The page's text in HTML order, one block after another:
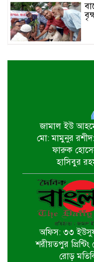
জামাল ইউ
মো: মামুনুর
ফারুক
হাসিবুর
অফিস: ৩৩
শরীয়তপুর
রোড়